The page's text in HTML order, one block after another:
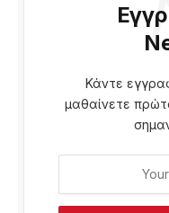
Κάντε
μαθαίνετε